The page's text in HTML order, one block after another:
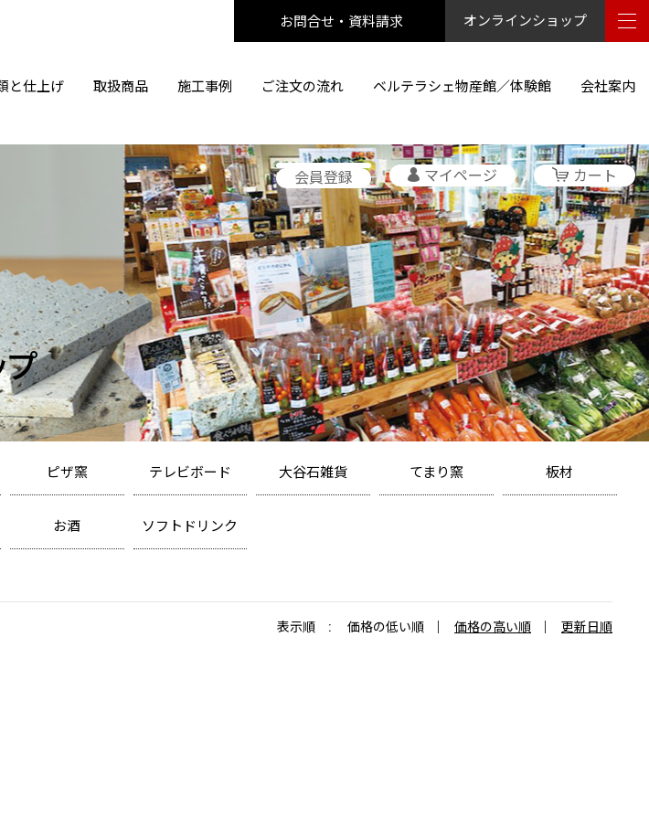
と仕上げ 取扱商品 施工事例 ご注文の流れ ベルテラシェ物産館／体験館 会社案内
お問合せ・資料請求 オンラインショップ
プ
会員登録 マイページ カート
ピザ窯 テレビボード 大谷石雑貨 てまり窯 板材
お酒 ソフトドリンク
表示順 : 価格の低い順 価格の高い順 更新日順